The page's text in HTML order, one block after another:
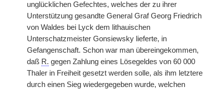
unglücklichen Gefechtes, welches der zu ihrer
Unterstützung gesandte General Graf Georg Friedrich
von Waldes bei Lyck dem lithauischen
Unterschatzmeister Gonsiewsky lieferte, in
Gefangenschaft. Schon war man übereingekommen,
daß R. gegen Zahlung eines Lösegeldes von 60 000
Thaler in Freiheit gesetzt werden solle, als ihm letztere
durch einen Sieg wiedergegeben wurde, welchen